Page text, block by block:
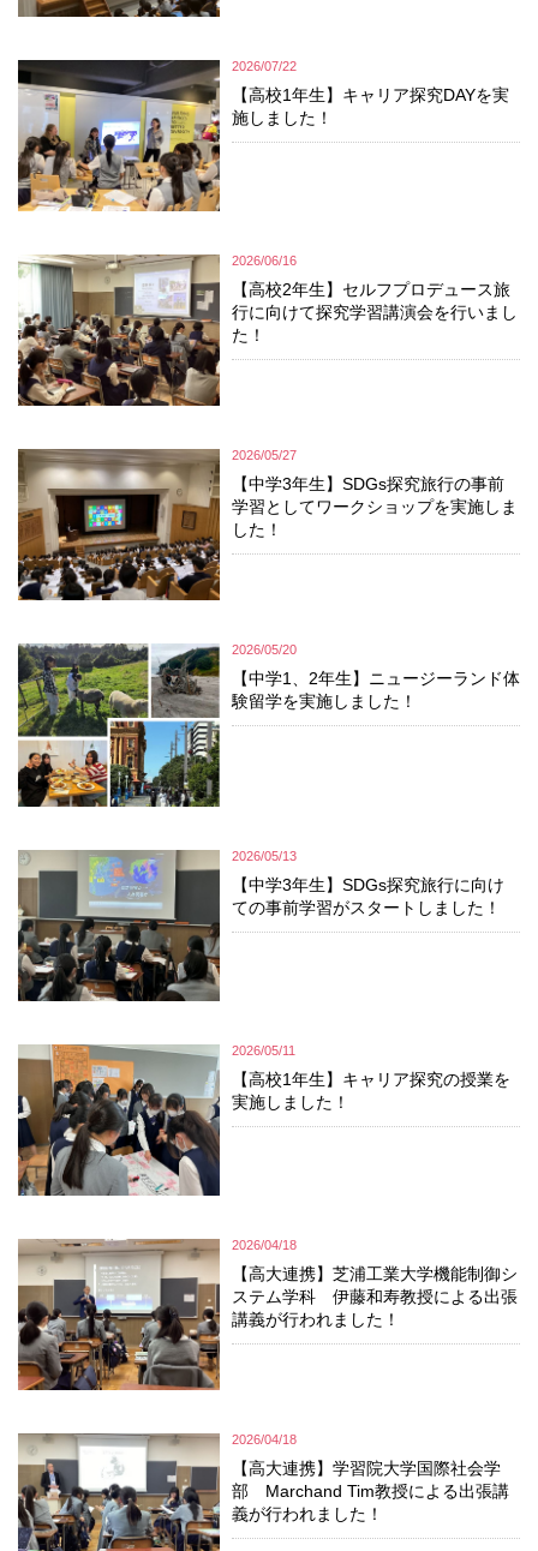
2026/07/22
【高校1年生】キャリア探究DAYを実
施しました！
2026/06/16
【高校2年生】セルフプロデュース旅
行に向けて探究学習講演会を行いまし
た！
2026/05/27
【中学3年生】SDGs探究旅行の事前
学習としてワークショップを実施しま
した！
2026/05/20
【中学1、2年生】ニュージーランド体
験留学を実施しました！
2026/05/13
【中学3年生】SDGs探究旅行に向け
ての事前学習がスタートしました！
2026/05/11
【高校1年生】キャリア探究の授業を
実施しました！
2026/04/18
【高大連携】芝浦工業大学機能制御シ
ステム学科 伊藤和寿教授による出張
講義が行われました！
2026/04/18
【高大連携】学習院大学国際社会学
部 Marchand Tim教授による出張講
義が行われました！